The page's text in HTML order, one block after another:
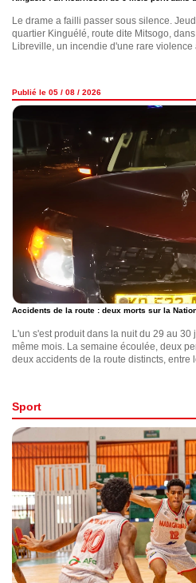
Le drame a failli passer sous silence.
quartier Kinguélé, route dite Mitsogo,
Libreville, un incendie d'une rare
Publié le 05 / 08 / 2026
Accidents de la route : deux morts sur la
L'un s'est produit dans la nuit du 29 au 30
même mois. La semaine écoulée, deux
deux accidents de la route distincts, entre
Sport